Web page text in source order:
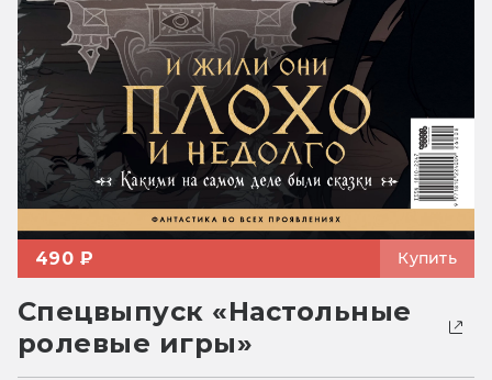
490 ₽ Купить
Спецвыпуск «Настольные
ролевые игры»